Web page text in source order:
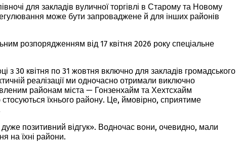
для закладів вуличної торгівлі в Старому та Новому
може бути запроваджене й для інших районів
розпорядженням від 17 квітня 2026 року спеціальне
30 квітня по 31 жовтня включно для закладів громадського
реалізації ми одночасно отримали виключно
районам міста — Гонзенхайм та Хехтсхайм
їхнього району. Це, ймовірно, сприятиме
позитивний відгук». Водночас вони, очевидно, мали
на їхні райони.